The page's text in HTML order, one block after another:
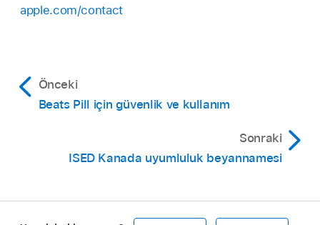
apple.com/contact
Önceki
Beats Pill için güvenlik ve kullanım
Sonraki
ISED Kanada uyumluluk beyannamesi